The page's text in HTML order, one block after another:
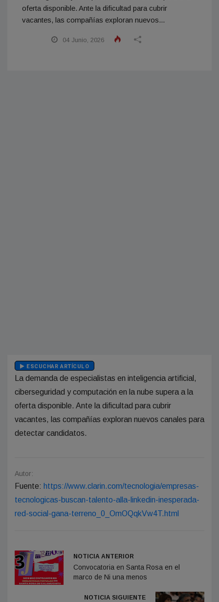
oferta disponible. Ante la dificultad para cubrir
vacantes, las compañías exploran nuevos...
04 Junio, 2026
ESCUCHAR ARTÍCULO
La demanda de especialistas en inteligencia artificial,
ciberseguridad y computación en la nube supera a la
oferta disponible. Ante la dificultad para cubrir
vacantes, las compañías exploran nuevos canales para
detectar candidatos.
Autor:
Fuente: https://www.clarin.com/tecnologia/empresas-
tecnologicas-buscan-talento-alla-linkedin-inesperada-
red-social-gana-terreno_0_OmOQqkVw4T.html
NOTICIA ANTERIOR
Convocatoria en Santa Rosa en el
marco de Ni una menos
NOTICIA SIGUIENTE